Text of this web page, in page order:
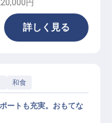
円
詳しく見る
和食
ートも充実。おもてな